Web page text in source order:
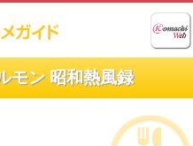
モン 昭和熱風録